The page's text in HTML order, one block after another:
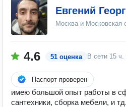
Евгений
Москва и Московская
4.6 51 оценка В сети 15 ч.
Паспорт проверен
имею большой опыт работы в
сантехники, сборка мебели, и